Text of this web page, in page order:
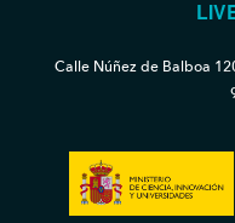
Calle Núñez de Balboa